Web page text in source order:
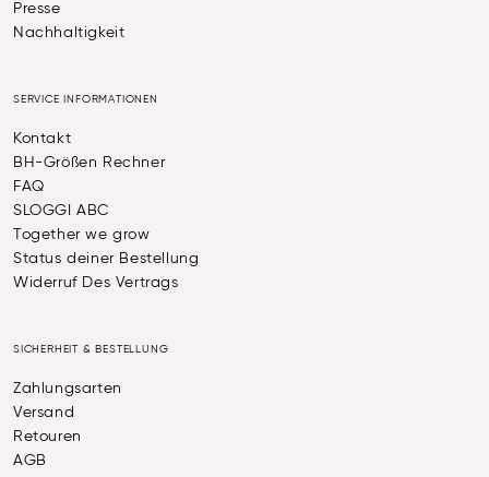
Presse
Nachhaltigkeit
SERVICE INFORMATIONEN
Kontakt
BH-Größen Rechner
FAQ
SLOGGI ABC
Together we grow
Status deiner Bestellung
Widerruf Des Vertrags
SICHERHEIT & BESTELLUNG
Zahlungsarten
Versand
Retouren
AGB